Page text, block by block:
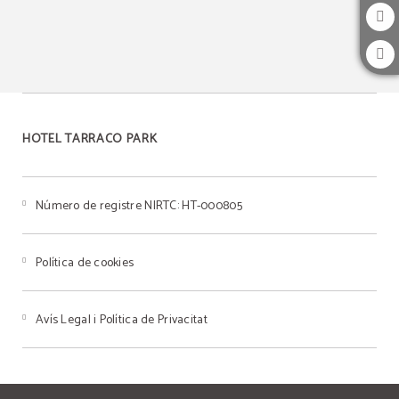
HOTEL TARRACO PARK
Número de registre NIRTC: HT-000805
Política de cookies
Avís Legal i Política de Privacitat